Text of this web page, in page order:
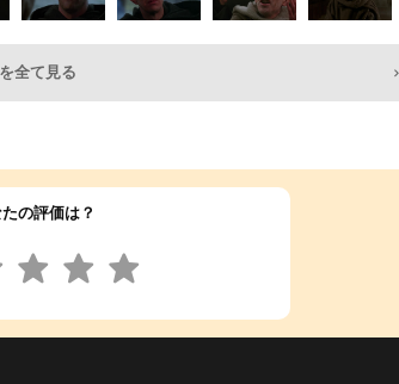
全て見る
の評価は？